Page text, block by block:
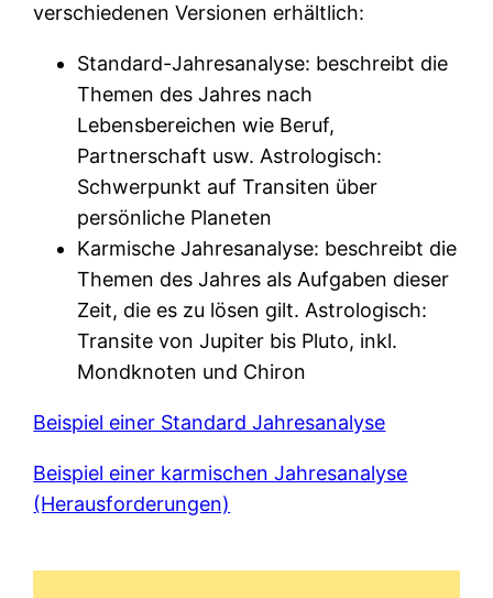
verschiedenen Versionen erhältlich:
Standard-Jahresanalyse: beschreibt die
Themen des Jahres nach
Lebensbereichen wie Beruf,
Partnerschaft usw. Astrologisch:
Schwerpunkt auf Transiten über
persönliche Planeten
Karmische Jahresanalyse: beschreibt die
Themen des Jahres als Aufgaben dieser
Zeit, die es zu lösen gilt. Astrologisch:
Transite von Jupiter bis Pluto, inkl.
Mondknoten und Chiron
Beispiel einer Standard Jahresanalyse
Beispiel einer karmischen Jahresanalyse
(Herausforderungen)